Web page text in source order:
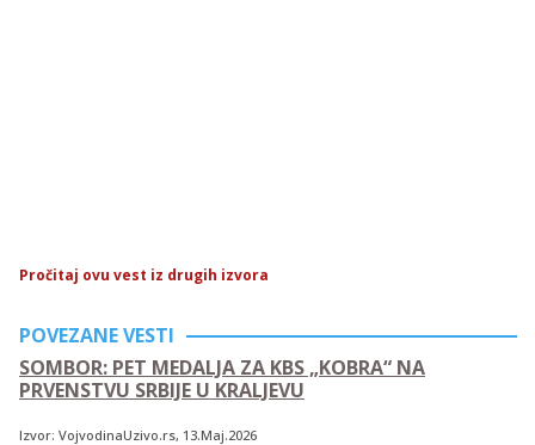
Pročitaj ovu vest iz drugih izvora
POVEZANE VESTI
SOMBOR: PET MEDALJA ZA KBS „KOBRA“ NA
PRVENSTVU SRBIJE U KRALJEVU
Izvor: VojvodinaUzivo.rs, 13.Maj.2026